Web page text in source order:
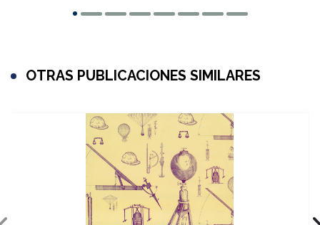
OTRAS PUBLICACIONES SIMILARES